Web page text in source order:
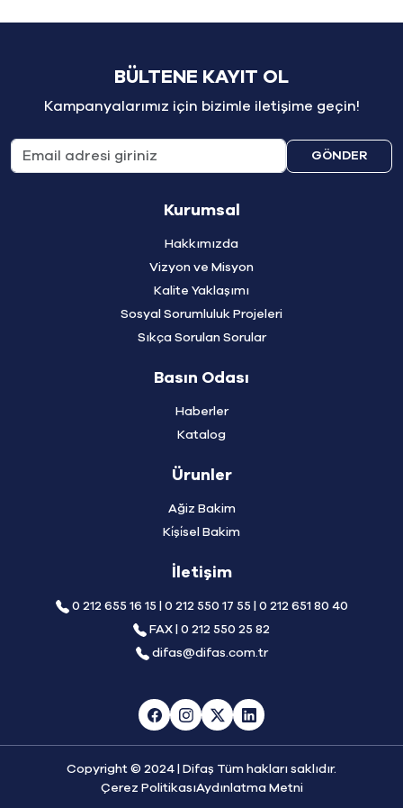
BÜLTENE KAYIT OL
Kampanyalarımız için bizimle iletişime geçin!
GÖNDER
Kurumsal
Hakkımızda
Vizyon ve Misyon
Kalite Yaklaşımı
Sosyal Sorumluluk Projeleri
Sıkça Sorulan Sorular
Basın Odası
Haberler
Katalog
Ürunler
Ağiz Bakim
Ki̇şi̇sel Bakim
İletişim
0 212 655 16 15 | 0 212 550 17 55 | 0 212 651 80 40
FAX | 0 212 550 25 82
difas@difas.com.tr
Copyright © 2024 | Difaş Tüm hakları saklıdır.
Çerez PolitikasıAydınlatma Metni